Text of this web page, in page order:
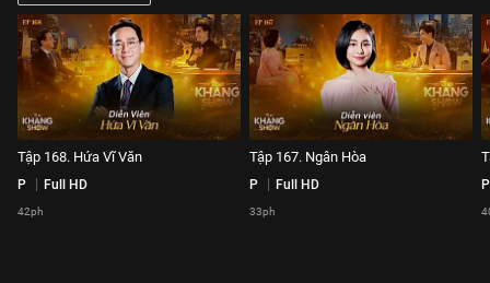
Tập 168. Hứa Vĩ Văn
P Full HD
42ph
Tập 167. Ngân Hòa
P Full HD
33ph
P